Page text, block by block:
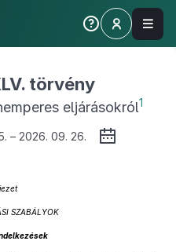
törvény
eljárásokról1
– 2026. 09. 26.
SZABÁLYOK